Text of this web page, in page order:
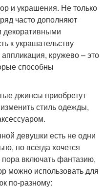
и украшения. Не только
часто дополняют
декоративными
к украшательству
кружево – это
способны
джинсы приобретут
стиль одежды,
девушки есть не одни
но всегда хочется
пора включать фантазию,
можно использовать для
по-разному: